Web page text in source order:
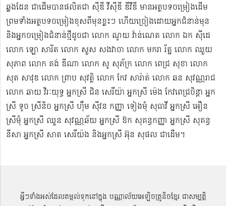
ឆ្លងដែន ជាដើមបានផលិតជា ស៊ីឌី វីស៊ីឌី ឌីវីឌី មានអត្ថបទចម្រៀងដើម
ព្រមទាំងអត្ថបទចម្រៀងខុសពីមុន​ខ្លះៗ ហើយច្រៀងដោយអ្នកជំនាន់មុន
និងអ្នកចម្រៀងជំនាន់​ថ្មីដូចជា លោក ណូយ វ៉ាន់ណេត លោក ឯក ស៊ីដេ​​
លោក ឡោ សារិត លោក​​ សួស សងវាចា​ លោក មករា រ័ត្ន លោក ឈួយ
សុភាព លោក គង់ ឌីណា លោក សូ សុភ័ក្រ លោក ពេជ្រ សុខា លោក
សុត​ សាវុឌ លោក ព្រាប សុវត្ថិ លោក កែវ សារ៉ាត់ លោក ឆន សុវណ្ណរាជ
លោក ឆាយ វិរៈយុទ្ធ អ្នកស្រី ជិន សេរីយ៉ា អ្នកស្រី ម៉េង កែវពេជ្រចិន្តា អ្នក
ស្រី ទូច ស្រីនិច អ្នកស្រី ហ៊ឹម ស៊ីវន កញ្ញា​ ទៀងមុំ សុធាវី​​​ អ្នកស្រី អឿន
ស្រីមុំ អ្នកស្រី ឈួន សុវណ្ណឆ័យ អ្នកស្រី ឱក សុគន្ធកញ្ញា អ្នកស្រី សុគន្ធ
នីសា អ្នកស្រី សាត សេរីយ៉ង​ និងអ្នកស្រី​ អ៊ុន សុផល ជាដើម។
អ្វីៗទាំងអស់ដែលតម្កល់ទុកនៅក្នុង បណ្ណាល័យអេឡិចត្រូនិចខ្មែរ ជាសម្បតិ្ត